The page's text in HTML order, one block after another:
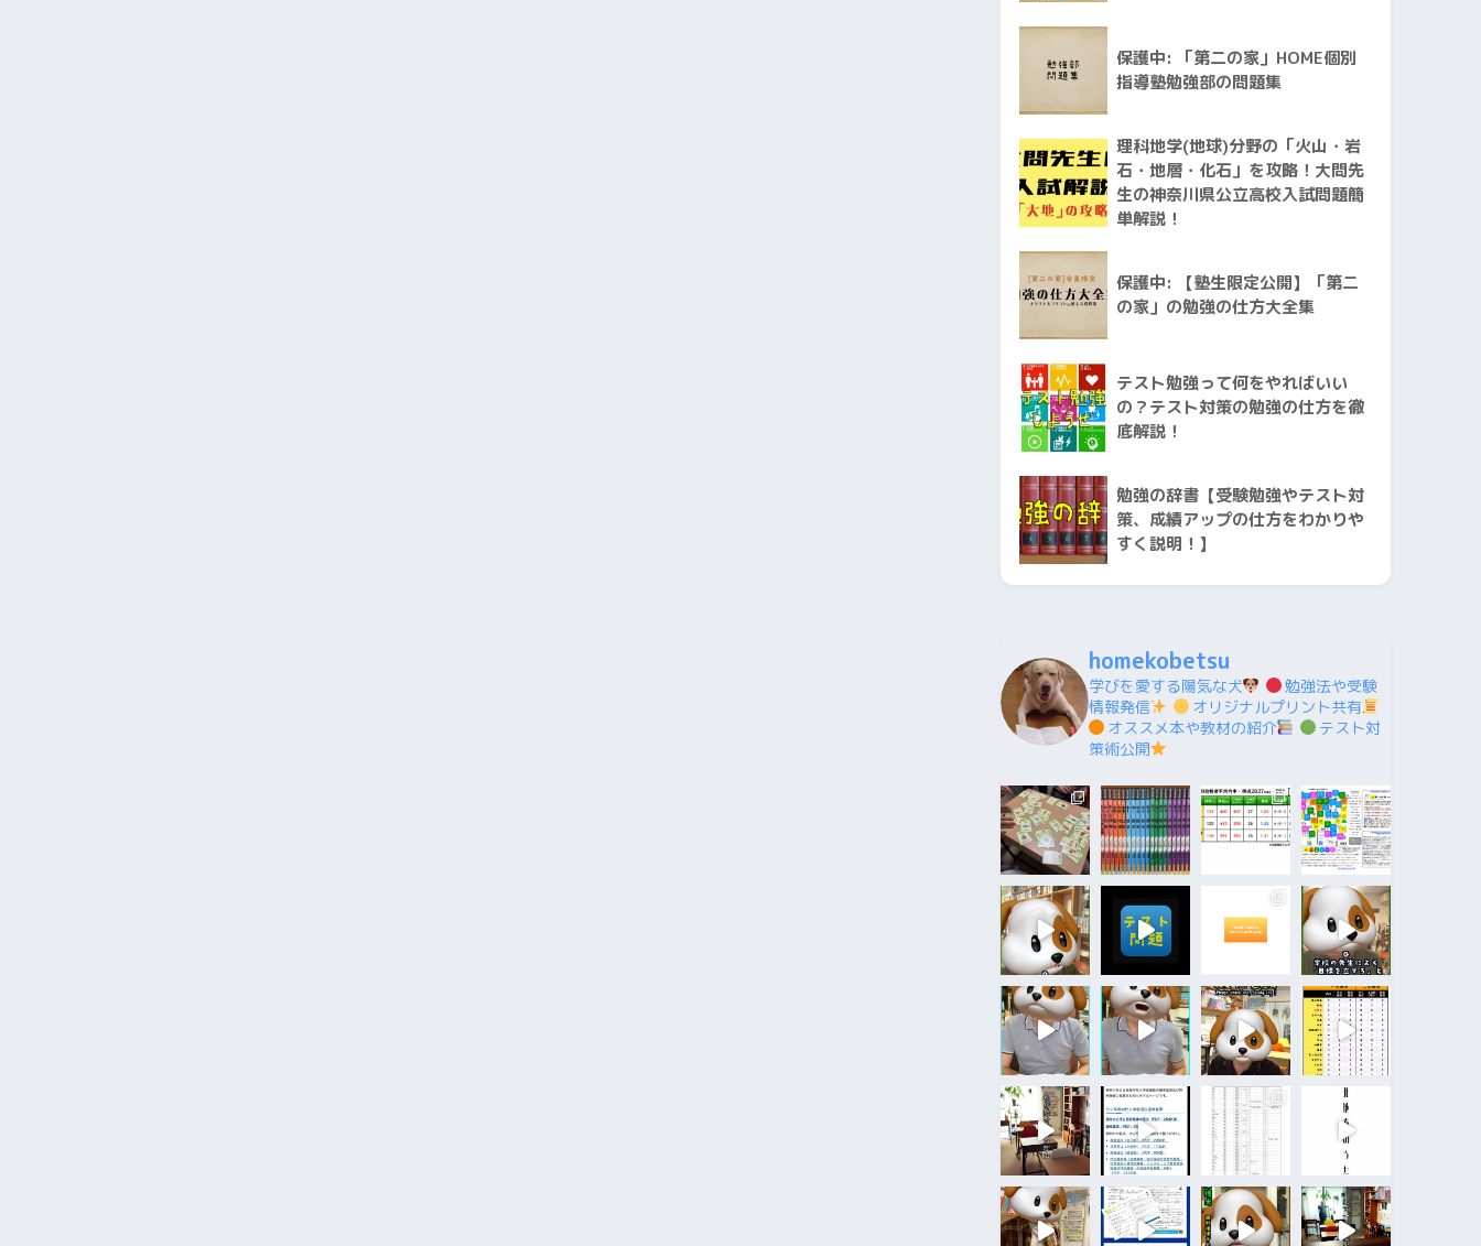
保護中: 「第二の家」HOME個別
指導塾勉強部の問題集
理科地学(地球)分野の「火山・岩
石・地層・化石」を攻略！大問先
生の神奈川県公立高校入試問題簡
単解説！
保護中: 【塾生限定公開】「第二
の家」の勉強の仕方大全集
テスト勉強って何をやればいい
の？テスト対策の勉強の仕方を徹
底解説！
勉強の辞書【受験勉強やテスト対
策、成績アップの仕方をわかりや
すく説明！】
homekobetsu
学びを愛する陽気な犬
勉強法や受験
情報発信
オリジナルプリント共有
オススメ本や教材の紹介
テスト対
策術公開